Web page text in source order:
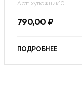
Арт: художник10
790,00 ₽
ПОДРОБНЕЕ